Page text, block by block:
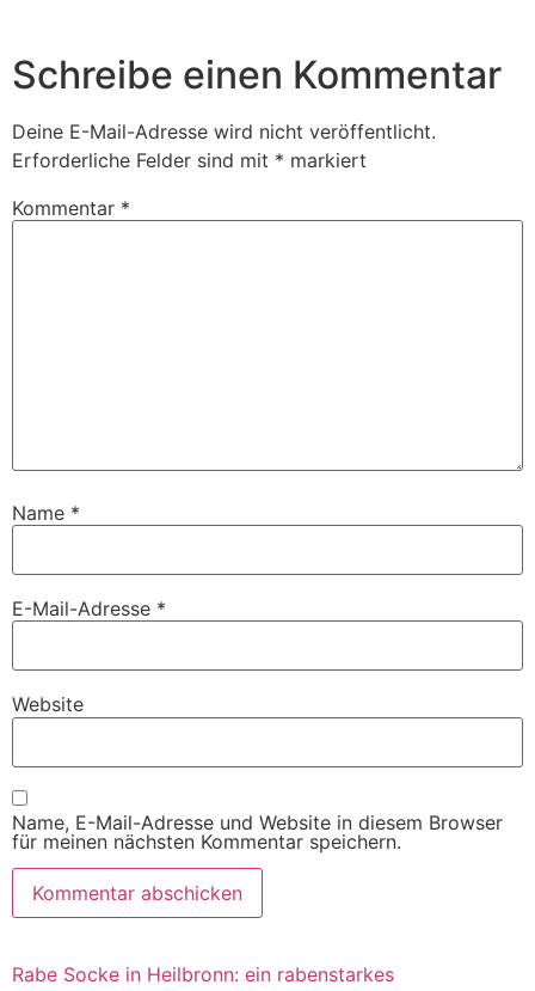
Schreibe einen Kommentar
Deine E-Mail-Adresse wird nicht veröffentlicht.
Erforderliche Felder sind mit * markiert
Kommentar *
Name *
E-Mail-Adresse *
Website
Name, E-Mail-Adresse und Website in diesem Browser
für meinen nächsten Kommentar speichern.
Rabe Socke in Heilbronn: ein rabenstarkes